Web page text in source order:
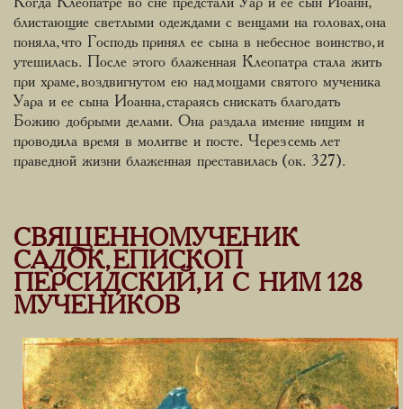
блистающие светлыми одеждами с венцами на головах, она
поняла, что Господь принял ее сына в небесное воинство, и
утешилась. После этого блаженная Клеопатра стала жить
при храме, воздвигнутом ею над мощами святого мученика
Уара и ее сына Иоанна, стараясь снискать благодать
Божию добрыми делами. Она раздала имение нищим и
проводила время в молитве и посте. Через семь лет
праведной жизни блаженная преставилась (ок. 327).
СВЯЩЕННОМУЧЕНИК
САДОК, ЕПИСКОП
ПЕРСИДСКИЙ, И С НИМ 128
МУЧЕНИКОВ